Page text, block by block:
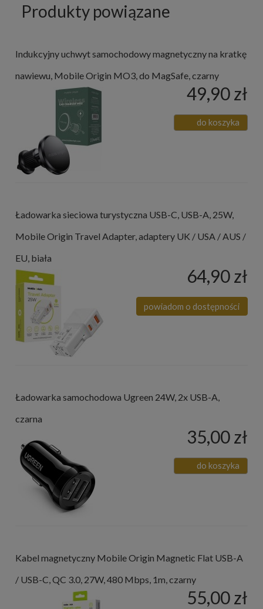
Produkty powiązane
Indukcyjny uchwyt samochodowy magnetyczny na kratkę
nawiewu, Mobile Origin MO3, do MagSafe, czarny
49,90 zł
do koszyka
Ładowarka sieciowa turystyczna USB-C, USB-A, 25W,
Mobile Origin Travel Adapter, adaptery UK / USA / AUS /
EU, biała
64,90 zł
powiadom o dostępności
Ładowarka samochodowa Ugreen 24W, 2x USB-A,
czarna
35,00 zł
do koszyka
Kabel magnetyczny Mobile Origin Magnetic Flat USB-A
/ USB-C, QC 3.0, 27W, 480 Mbps, 1m, czarny
55,00 zł